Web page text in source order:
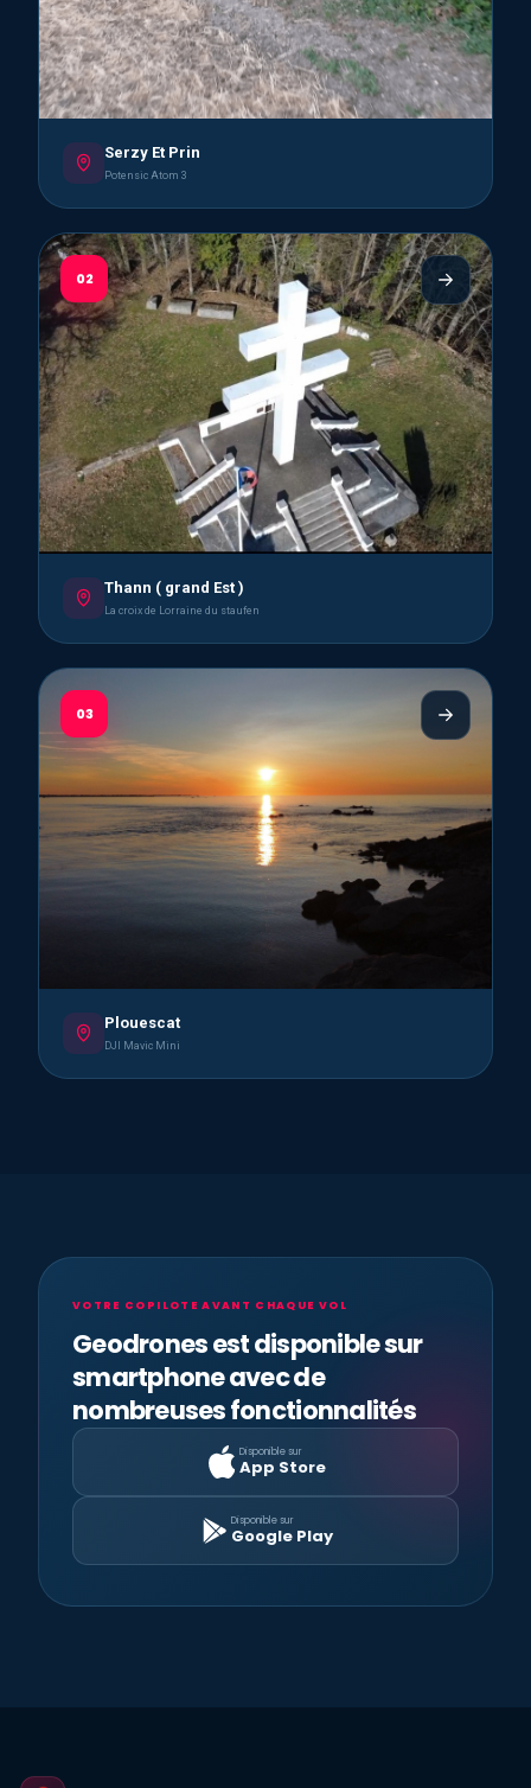
Serzy Et Prin
Potensic Atom 3
02
Thann ( grand Est )
La croix de Lorraine du staufen
03
Plouescat
DJI Mavic Mini
VOTRE COPILOTE AVANT CHAQUE VOL
Geodrones est disponible sur
smartphone avec de
nombreuses fonctionnalités
Disponible sur
App Store
Disponible sur
Google Play